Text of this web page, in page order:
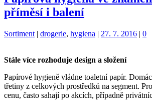
příměsí i balení
Kategorie:
Sortiment | Štítky:
drogerie, hygiena | 27. 7. 2016 | 0
Stále více rozhoduje design a složení
Papírové hygieně vládne toaletní papír.
třetiny z celkových prostředků na segment.
cenu, často sahají po akcích, případně